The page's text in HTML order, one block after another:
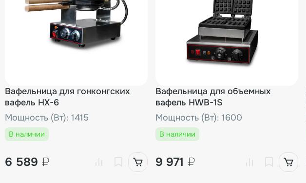
Вафельница для гонконгских
вафель HX-6
Мощность (Вт): 1415
В наличии
6 589 ₽
Вафельница для объемных
вафель HWB-1S
Мощность (Вт): 1600
В наличии
9 971 ₽